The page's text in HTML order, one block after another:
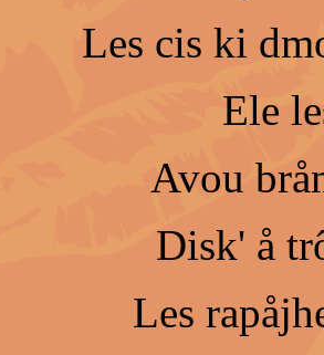
Les cis ki
Ele
Avou
Disk' å
Les